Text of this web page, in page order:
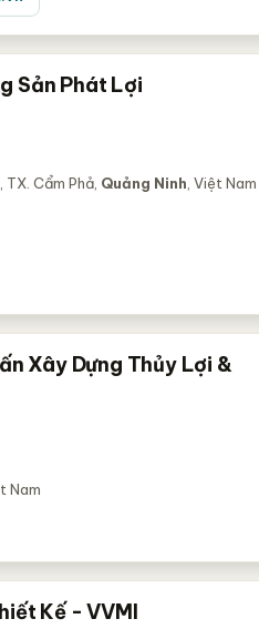
Sản Phát Lợi
Cẩm Phả, Quảng Ninh , Việt Nam
Xây Dựng Thủy Lợi &
Nam
Kế - VVMI